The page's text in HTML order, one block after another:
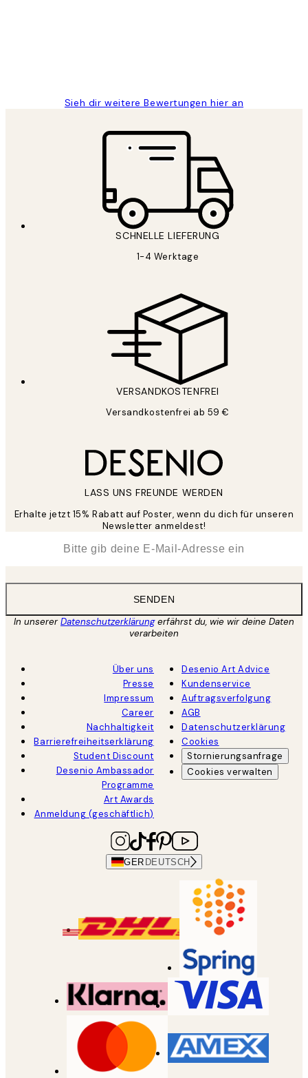
Sieh dir weitere Bewertungen hier an
SCHNELLE LIEFERUNG
1-4 Werktage
VERSANDKOSTENFREI
Versandkostenfrei ab 59 €
LASS UNS FREUNDE WERDEN
Erhalte jetzt 15% Rabatt auf Poster, wenn du dich für unseren
Newsletter anmeldest!
SENDEN
In unsererDatenschutzerklärungerfährst du, wie wir deine Daten
verarbeiten
Über uns
Presse
Impressum
Career
Nachhaltigkeit
Barrierefreiheitserklärung
Student Discount
Desenio Ambassador
Programme
Art Awards
Anmeldung (geschäftlich)
Desenio Art Advice
Kundenservice
Auftragsverfolgung
AGB
Datenschutzerklärung
Cookies
Stornierungsanfrage
Cookies verwalten
GER DEUTSCH